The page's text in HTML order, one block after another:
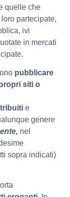
quelle che
partecipate,
ivi
in mercati
pubblicare
siti o
e
genere
nel
sopra indicati)